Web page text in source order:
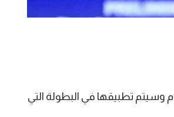
كرة القدم وسيتم تطبيقها في البطولة التي